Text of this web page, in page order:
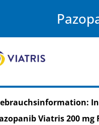
19877645
111987764581
04150198776457
Viatris 200